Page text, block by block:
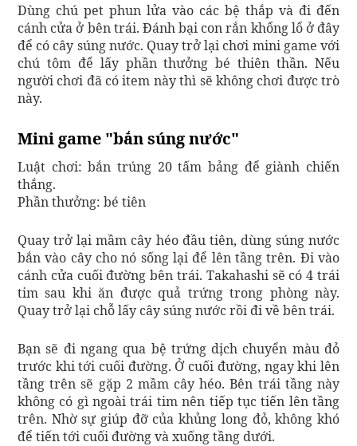
Dùng chú pet phun lửa vào các bệ thắp và đi đến
cánh cửa ở bên trái. Đánh bại con rắn khổng lổ ở đây
để có cây súng nước. Quay trở lại chơi mini game với
chú tôm để lấy phần thưởng bé thiên thần. Nếu
người chơi đã có item này thì sẽ không chơi được trò
này.
Mini game "bắn súng nước"
Luật chơi: bắn trúng 20 tấm bảng để giành chiến
thắng.
Phần thưởng: bé tiên
Quay trở lại mầm cây héo đầu tiên, dùng súng nước
bắn vào cây cho nó sống lại để lên tầng trên. Đi vào
cánh cửa cuối đường bên trái. Takahashi sẽ có 4 trái
tim sau khi ăn được quả trứng trong phòng này.
Quay trở lại chỗ lấy cây súng nước rồi đi về bên trái.
Bạn sẽ đi ngang qua bệ trứng dịch chuyển màu đỏ
trước khi tới cuối đường. Ở cuối đường, ngay khi lên
tầng trên sẽ gặp 2 mầm cây héo. Bên trái tầng này
không có gì ngoài trái tim nên tiếp tục tiến lên tầng
trên. Nhờ sự giúp đỡ của khủng long đỏ, không khó
để tiến tới cuối đường và xuống tầng dưới.